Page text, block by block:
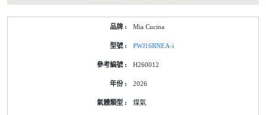
Mia Cucina
PWJ16RNEA-i
H260012
2026
煤氣